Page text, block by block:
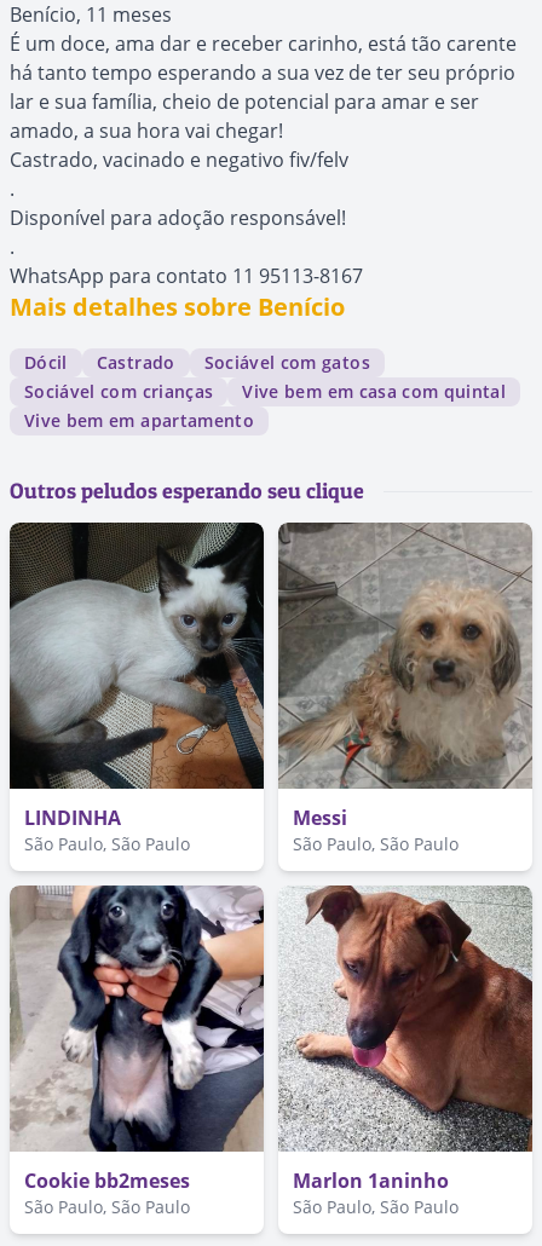
Benício, 11 meses
É um doce, ama dar e receber carinho, está tão carente
há tanto tempo esperando a sua vez de ter seu próprio
lar e sua família, cheio de potencial para amar e ser
amado, a sua hora vai chegar!
Castrado, vacinado e negativo fiv/felv
.
Disponível para adoção responsável!
.
WhatsApp para contato 11 95113-8167
Mais detalhes sobre Benício
Dócil Castrado
Sociável com gatos
Sociável com crianças
Vive bem em casa com quintal
Vive bem em apartamento
Outros peludos esperando seu clique
LINDINHA
São Paulo, São Paulo
Messi
São Paulo, São Paulo
Cookie bb2meses
São Paulo, São Paulo
Marlon 1aninho
São Paulo, São Paulo